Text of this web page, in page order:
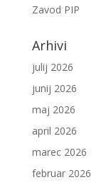
Zavod PIP
Arhivi
julij 2026
junij 2026
maj 2026
april 2026
marec 2026
februar 2026